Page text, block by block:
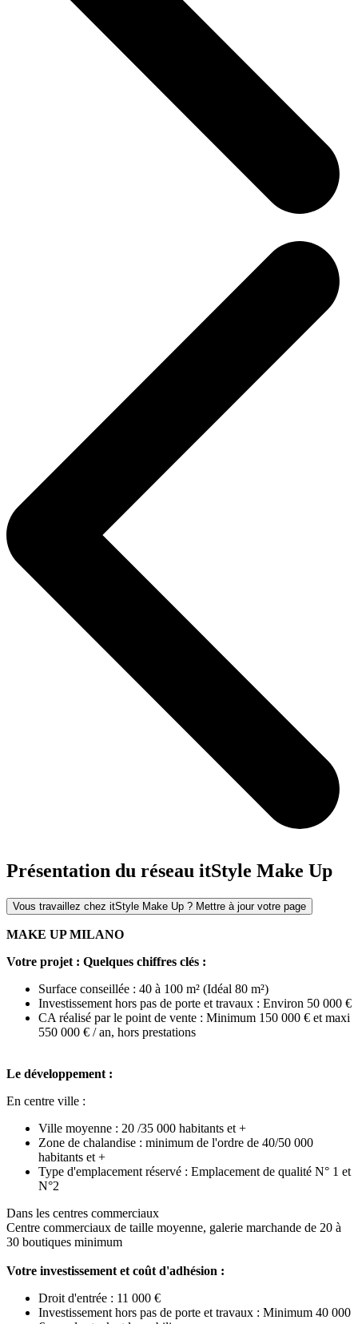
Présentation du réseau itStyle Make Up
Vous travaillez chez itStyle Make Up ? Mettre à jour votre page
MAKE UP MILANO
Votre projet : Quelques chiffres clés :
Surface conseillée : 40 à 100 m² (Idéal 80 m²)
Investissement hors pas de porte et travaux : Environ 50 000 €
CA réalisé par le point de vente : Minimum 150 000 € et maxi
550 000 € / an, hors prestations
Le développement :
En centre ville :
Ville moyenne : 20 /35 000 habitants et +
Zone de chalandise : minimum de l'ordre de 40/50 000
habitants et +
Type d'emplacement réservé : Emplacement de qualité N° 1 et
N°2
Dans les centres commerciaux
Centre commerciaux de taille moyenne, galerie marchande de 20 à
30 boutiques minimum
Votre investissement et coût d'adhésion :
Droit d'entrée : 11 000 €
Investissement hors pas de porte et travaux : Minimum 40 000